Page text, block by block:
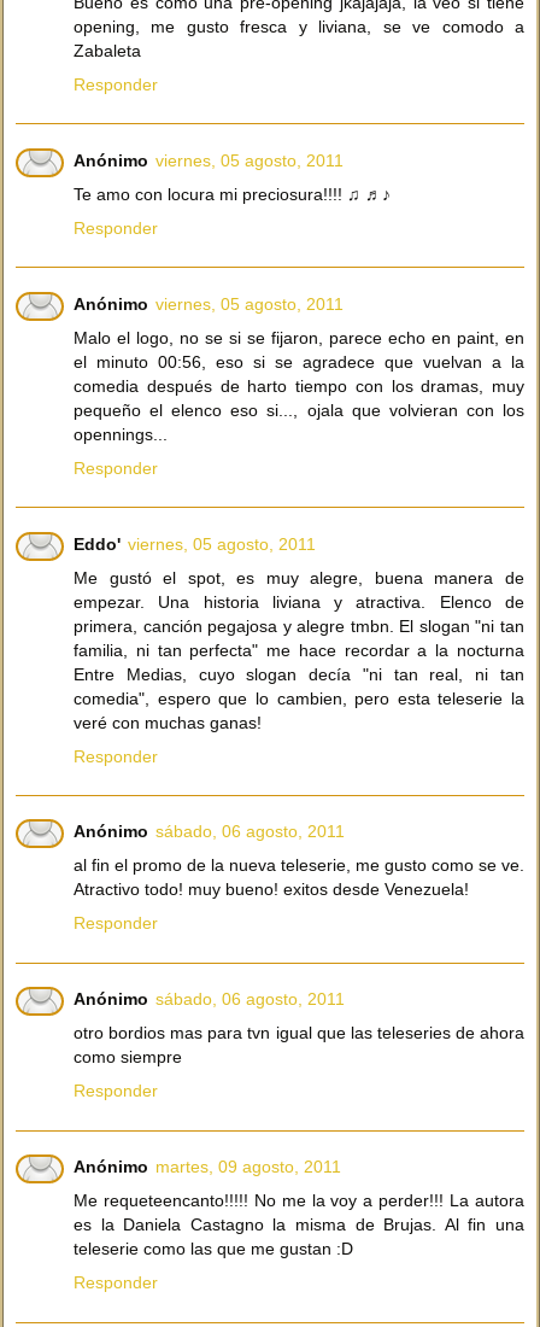
opening, me gusto fresca y liviana, se ve comodo a
Zabaleta
Responder
Anónimo viernes, 05 agosto, 2011
Te amo con locura mi preciosura!!!! ♫ ♬♪
Responder
Anónimo viernes, 05 agosto, 2011
Malo el logo, no se si se fijaron, parece echo en paint, en
el minuto 00:56, eso si se agradece que vuelvan a la
comedia después de harto tiempo con los dramas, muy
pequeño el elenco eso si..., ojala que volvieran con los
opennings...
Responder
Eddo' viernes, 05 agosto, 2011
Me gustó el spot, es muy alegre, buena manera de
empezar. Una historia liviana y atractiva. Elenco de
primera, canción pegajosa y alegre tmbn. El slogan "ni tan
familia, ni tan perfecta" me hace recordar a la nocturna
Entre Medias, cuyo slogan decía "ni tan real, ni tan
comedia", espero que lo cambien, pero esta teleserie la
veré con muchas ganas!
Responder
Anónimo sábado, 06 agosto, 2011
al fin el promo de la nueva teleserie, me gusto como se ve.
Atractivo todo! muy bueno! exitos desde Venezuela!
Responder
Anónimo sábado, 06 agosto, 2011
otro bordios mas para tvn igual que las teleseries de ahora
como siempre
Responder
Anónimo martes, 09 agosto, 2011
Me requeteencanto!!!!! No me la voy a perder!!! La autora
es la Daniela Castagno la misma de Brujas. Al fin una
teleserie como las que me gustan :D
Responder